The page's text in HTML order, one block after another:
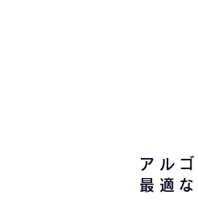
アル
最適